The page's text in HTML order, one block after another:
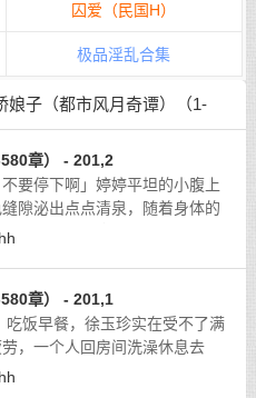
囚爱（民国H）
极品淫乱合集
娘子（都市风月奇谭）（1-
章） - 201,2
停下啊」婷婷平坦的小腹上
隙泌出点点清泉，随着身体的
曝露在江绍唐淫邪的目光中。
章） - 201,1
早餐，徐玉珍实在受不了满
，一个人回房间洗澡休息去